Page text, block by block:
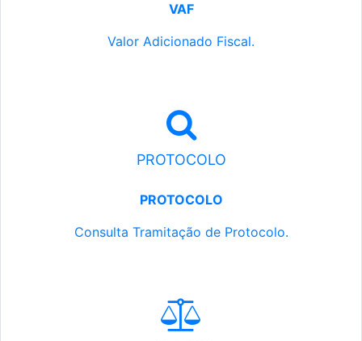
VAF
Valor Adicionado Fiscal.
PROTOCOLO
PROTOCOLO
Consulta Tramitação de Protocolo.